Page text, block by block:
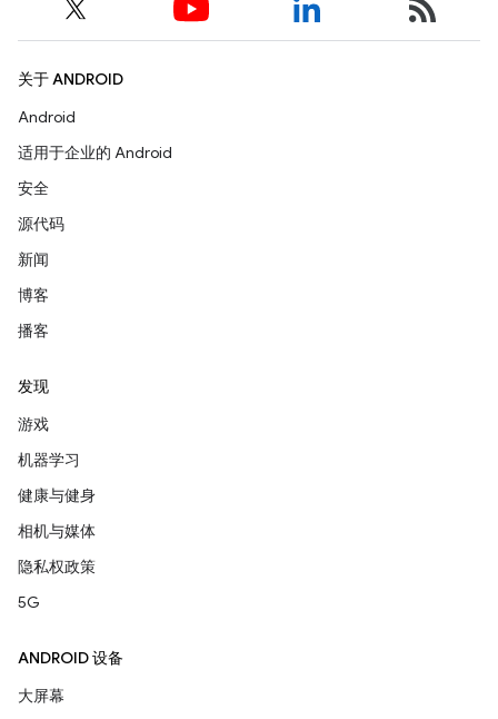
关于 ANDROID
Android
适用于企业的 Android
安全
源代码
新闻
博客
播客
发现
游戏
机器学习
健康与健身
相机与媒体
隐私权政策
5G
ANDROID 设备
大屏幕